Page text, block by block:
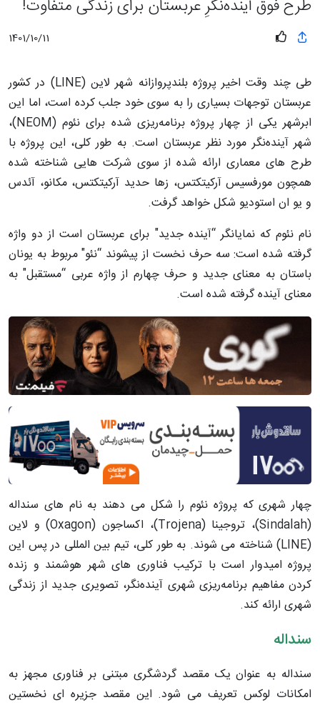
طرح فوق آینده‌نگرِ عربستان برای زندگی متفاوت!
1401/10/11
طی چند وقت اخیر پروژه بلندپروازانه شهر لاین (LINE) در کشور
عربستان توجهات بسیاری را به سوی خود جلب کرده است، اما این
ابرشهر یکی از چهار پروژه برنامه‌ریزی شده برای نئوم (NEOM)،
شهر آینده‌نگر مورد نظر عربستان است. به طور کلی، این پروژه با
طرح های معماری ارائه شده از سوی شرکت هایی شناخته شده
همچون مورفسیس آرکیتکتس، زها حدید آرکیتکتس، مکانو، آئدس
و یو‌ ان ‌استودیو شکل خواهد گرفت.
نام نئوم که نمایانگر “آینده جدید" برای عربستان است از دو واژه
گرفته شده است: سه حرف نخست از پیشوند “نئو" مربوط به یونان
باستان به معنای جدید و حرف چهارم از واژه عربی “مستقبل" به
معنای آینده گرفته شده است.
چهار شهری که پروژه نئوم را شکل می دهند به نام های سنداله
(Sindalah)، تروجینا (Trojena)، اکساجون (Oxagon) و لاین
(LINE) شناخته می شوند. به طور کلی، تیم بین المللی در پس این
پروژه امیدوار است با ترکیب فناوری های شهر هوشمند و زنده
کردن مفاهیم برنامه‌ریزی شهری آینده‌نگر، تصویری جدید از زندگی
شهری ارائه کند.
سنداله
سنداله به عنوان یک مقصد گردشگری مبتنی بر فناوری مجهز به
امکانات لوکس تعریف می شود. این مقصد جزیره ای نخستین